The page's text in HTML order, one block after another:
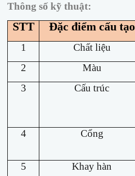
Thông số kỹ thuật:
STT Đặc điểm cấu tạo
1 Chất liệu
2
Màu
3
Cấu trúc
4
Cổng
5
Khay hàn